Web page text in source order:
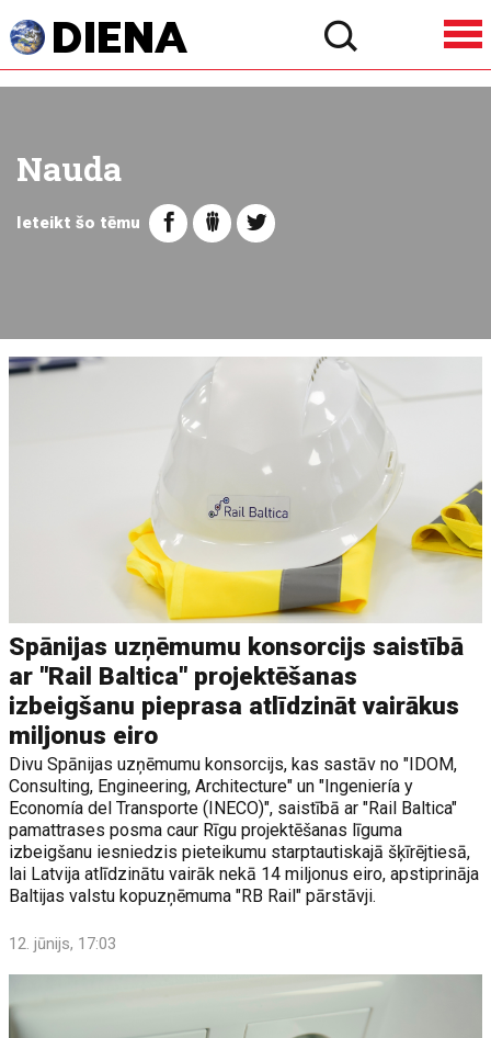
Nauda
Ieteikt šo tēmu
Spānijas uzņēmumu konsorcijs saistībā
ar "Rail Baltica" projektēšanas
izbeigšanu pieprasa atlīdzināt vairākus
miljonus eiro
Divu Spānijas uzņēmumu konsorcijs, kas sastāv no "IDOM,
Consulting, Engineering, Architecture" un "Ingeniería y
Economía del Transporte (INECO)", saistībā ar "Rail Baltica"
pamattrases posma caur Rīgu projektēšanas līguma
izbeigšanu iesniedzis pieteikumu starptautiskajā šķīrējtiesā,
lai Latvija atlīdzinātu vairāk nekā 14 miljonus eiro, apstiprināja
Baltijas valstu kopuzņēmuma "RB Rail" pārstāvji.
12. jūnijs, 17:03